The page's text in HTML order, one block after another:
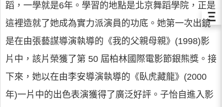
蹈，一學就是6年。學習的地點是北京舞蹈學院，正是
這裡造就了她成為實力派演員的功底。她第一次出鏡
是在由張藝謀導演執導的《我的父親母親》(1998)影
片中，該片榮獲了第 50 屆柏林國際電影節銀熊獎。接
下來，她以在由李安導演執導的《臥虎藏龍》(2000
年)一片中的出色表演獲得了廣泛好評。子怡自進入影
Ξ